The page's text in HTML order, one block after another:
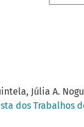
Júlia A.
dos Trabalhos